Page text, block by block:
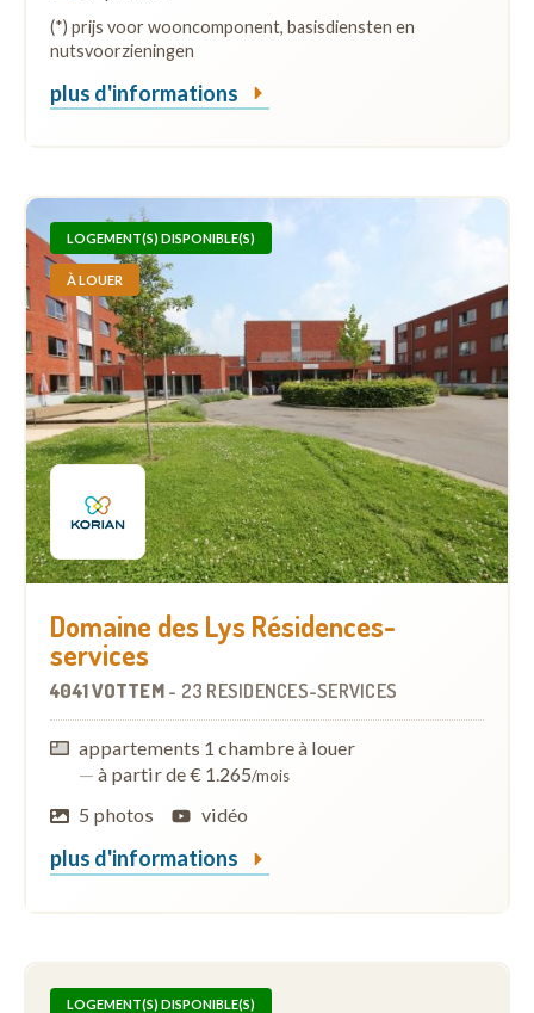
(*) prijs voor wooncomponent, basisdiensten en
nutsvoorzieningen
plus d'informations
LOGEMENT(S) DISPONIBLE(S)
À LOUER
Domaine des Lys Résidences-
services
4041 VOTTEM - 23 RÉSIDENCES-SERVICES
appartements 1 chambre à louer
— à partir de € 1.265/mois
5 photos vidéo
plus d'informations
LOGEMENT(S) DISPONIBLE(S)